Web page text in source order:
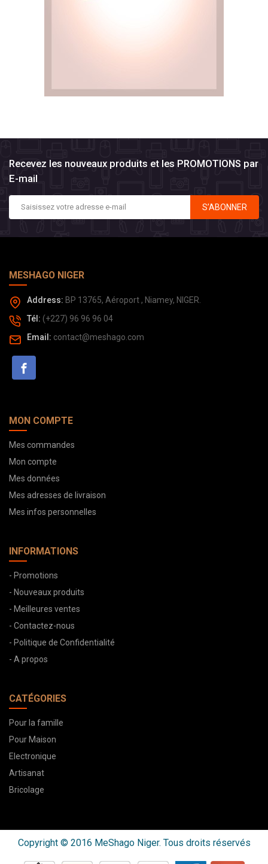
Recevez les nouveaux produits et les PROMOTIONS par
E-mail
S’ABONNER
MESHAGO NIGER
Address: BP 13765, Aéroport , Niamey, NIGER.
Tél: (+227) 96 96 96 04
Email: contact@meshago.com
MON COMPTE
Mes commandes
Mon compte
Mes données
Mes adresses de livraison
Mes infos personnelles
INFORMATIONS
- Promotions
- Nouveaux produits
- Meilleures ventes
- Contactez-nous
- Politique de Confidentialité
- A propos
CATÉGORIES
Pour la famille
Pour Maison
Electronique
Artisanat
Bricolage
Copyright © 2016 MeShago Niger. Tous droits réservés